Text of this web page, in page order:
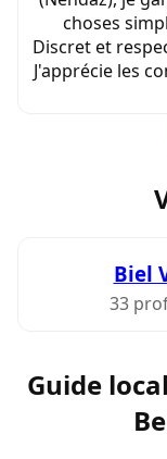
choses
Discret et
J'apprécie les
Biel
33
Guide